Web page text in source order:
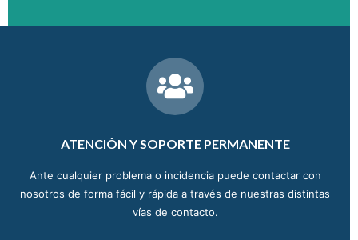
ATENCIÓN Y SOPORTE PERMANENTE
Ante cualquier problema o incidencia puede contactar con
nosotros de forma fácil y rápida a través de nuestras distintas
vías de contacto.